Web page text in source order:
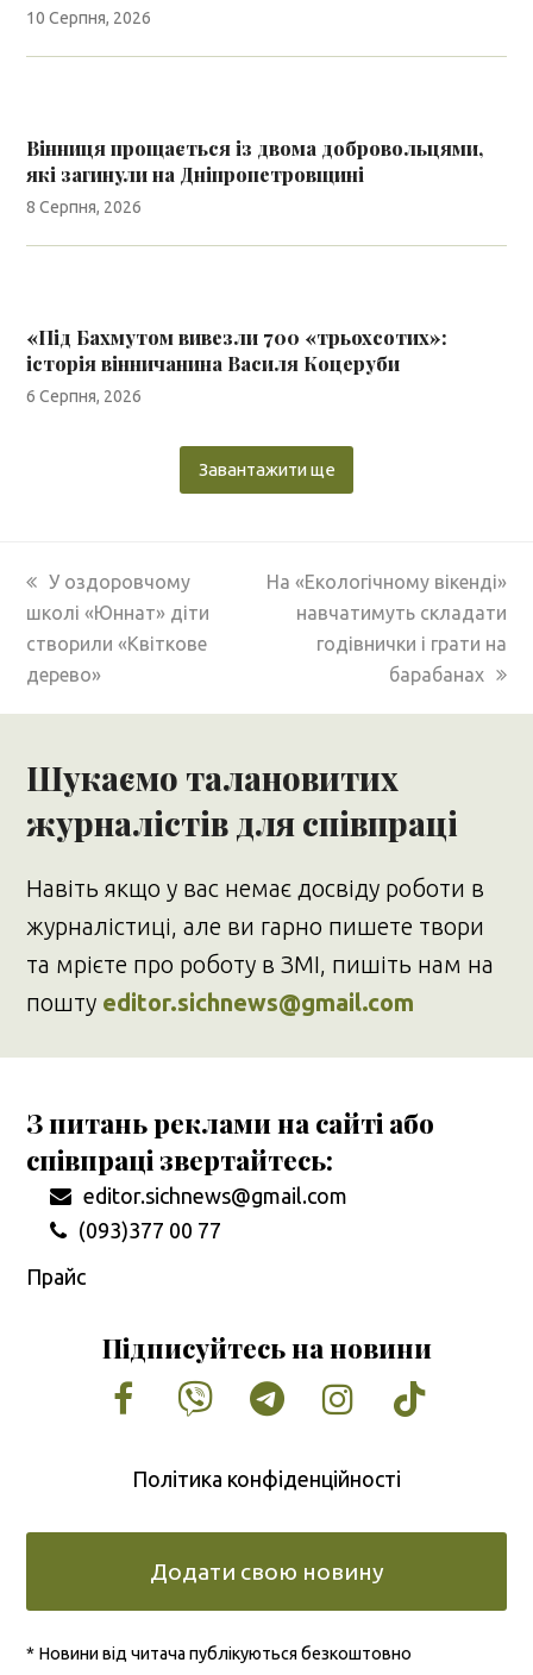
10 Серпня, 2026
Вінниця прощається із двома добровольцями,
які загинули на Дніпропетровщині
8 Серпня, 2026
«Під Бахмутом вивезли 700 «трьохсотих»:
історія вінничанина Василя Коцеруби
6 Серпня, 2026
Завантажити ще
previous
post:
У оздоровчому
школі «Юннат» діти
створили «Квіткове
дерево»
next
post:
На «Екологічному вікенді»
навчатимуть складати
годівнички і грати на
барабанах
Шукаємо талановитих
журналістів для співпраці
Навіть якщо у вас немає досвіду роботи в
журналістиці, але ви гарно пишете твори
та мрієте про роботу в ЗМІ, пишіть нам на
пошту editor.sichnews@gmail.com
З питань реклами на сайті або
співпраці звертайтесь:
editor.sichnews@gmail.com
(093)377 00 77
Прайс
Підписуйтесь на новини
Facebook
VimeoTumblrInstagram
Tiktok
Політика конфіденційності
Додати свою новину
* Новини від читача публікуються безкоштовно